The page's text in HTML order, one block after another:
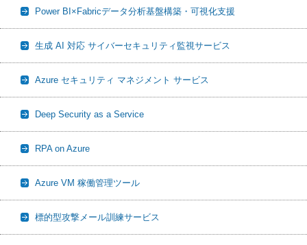
Power BI×Fabricデータ分析基盤構築・可視化支援
生成 AI 対応 サイバーセキュリティ監視サービス
Azure セキュリティ マネジメント サービス
Deep Security as a Service
RPA on Azure
Azure VM 稼働管理ツール
標的型攻撃メール訓練サービス